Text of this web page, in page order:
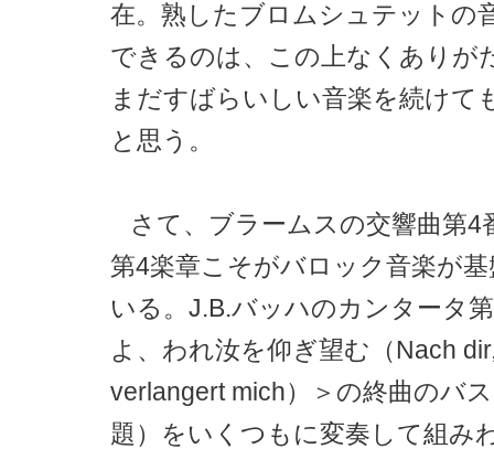
在。熟したブロムシュテットの
できるのは、この上なくありが
まだすばらいしい音楽を続けて
と思う。
さて、ブラームスの交響曲第4
第4楽章こそがバロック音楽が
いる。J.B.バッハのカンタータ
よ、われ汝を仰ぎ望む（Nach
verlangert mich）＞の終曲のバ
題）をいくつもに変奏して組み